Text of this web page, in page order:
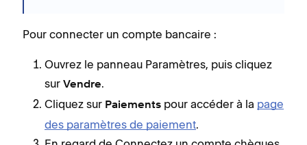
Pour connecter un compte bancaire :
Ouvrez le panneau Paramètres, puis cliquez
sur Vendre.
Cliquez sur Paiements pour accéder à la page
des paramètres de paiement.